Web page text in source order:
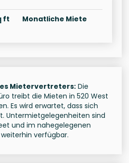
ft Monatliche Miete
Mietervertreters: Die
treibt die Mieten in 520 West
Es wird erwartet, dass sich
Untermietgelegenheiten sind
und im nahegelegenen
verfügbar.